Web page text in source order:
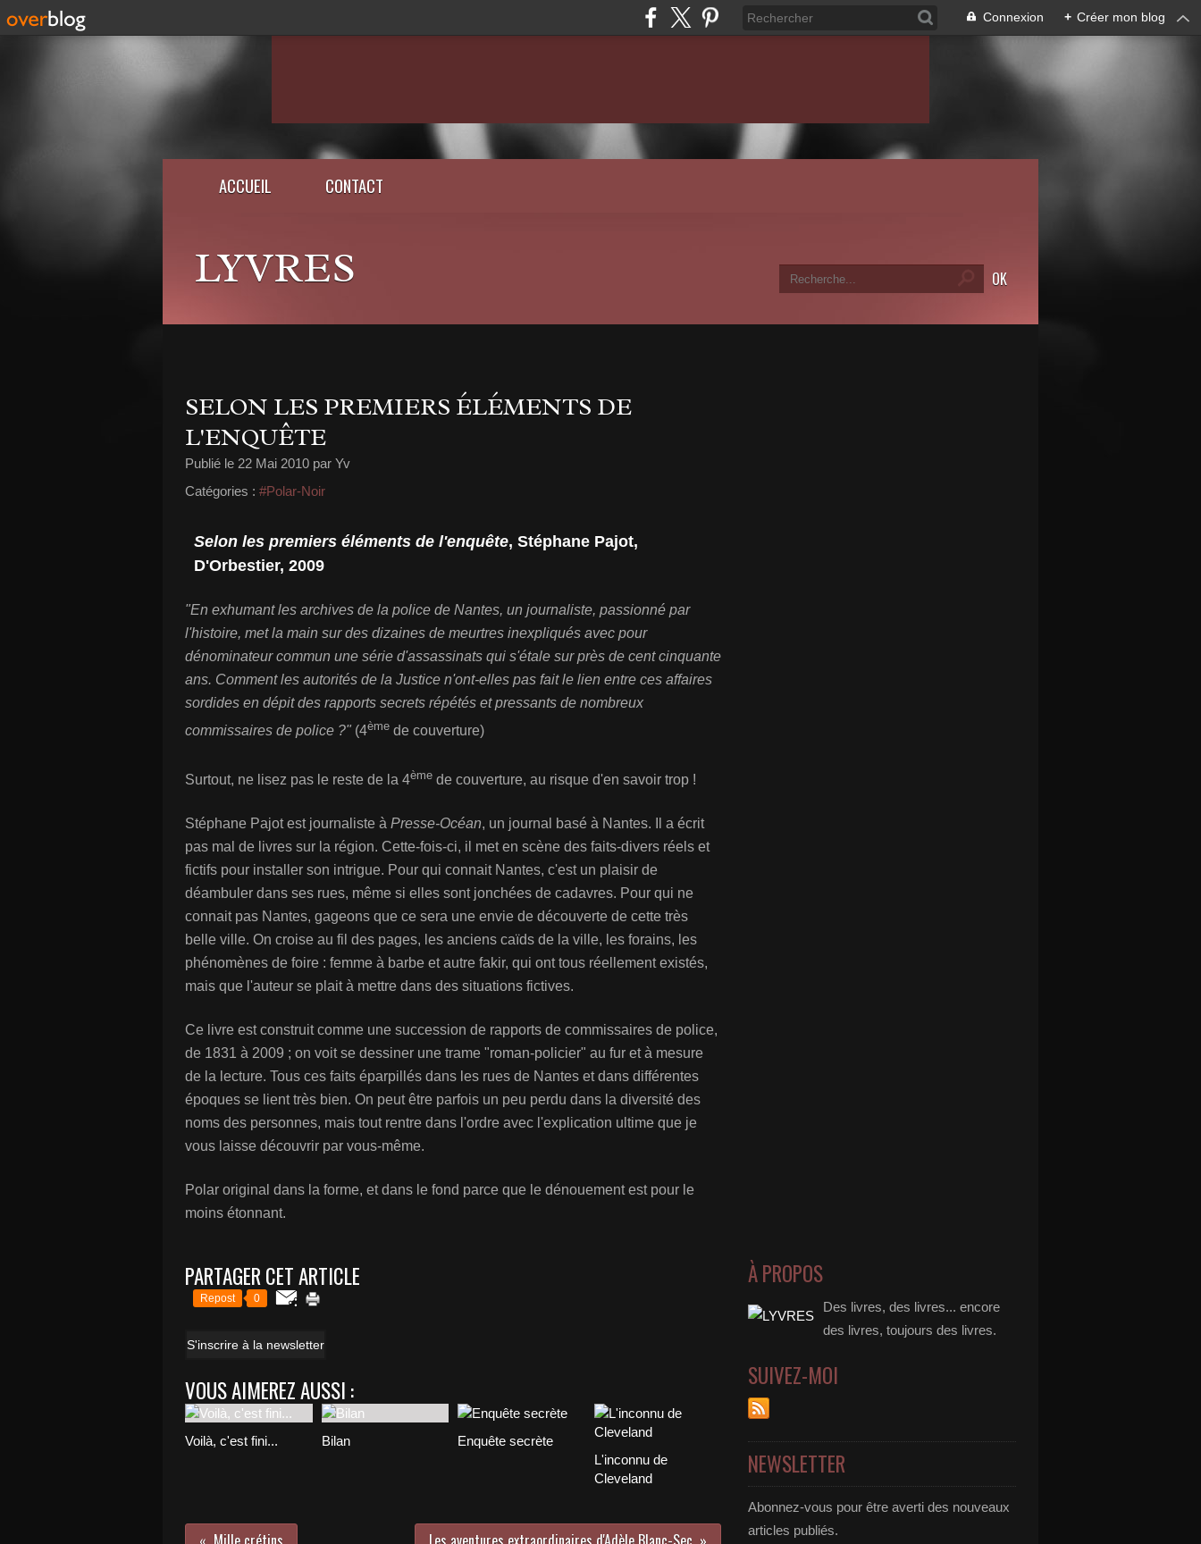
Connexion + Créer mon blog
ACCUEIL CONTACT
LYVRES
SELON LES PREMIERS ÉLÉMENTS DE
L'ENQUÊTE
Publié le 22 Mai 2010 par Yv
Catégories : #Polar-Noir
Selon les premiers éléments de l'enquête, Stéphane Pajot,
D'Orbestier, 2009
"En exhumant les archives de la police de Nantes, un journaliste, passionné par
l'histoire, met la main sur des dizaines de meurtres inexpliqués avec pour
dénominateur commun une série d'assassinats qui s'étale sur près de cent cinquante
ans. Comment les autorités de la Justice n'ont-elles pas fait le lien entre ces affaires
sordides en dépit des rapports secrets répétés et pressants de nombreux
commissaires de police ?" (4ème de couverture)
Surtout, ne lisez pas le reste de la 4ème de couverture, au risque d'en savoir trop !
Stéphane Pajot est journaliste à Presse-Océan, un journal basé à Nantes. Il a écrit
pas mal de livres sur la région. Cette-fois-ci, il met en scène des faits-divers réels et
fictifs pour installer son intrigue. Pour qui connait Nantes, c'est un plaisir de
déambuler dans ses rues, même si elles sont jonchées de cadavres. Pour qui ne
connait pas Nantes, gageons que ce sera une envie de découverte de cette très
belle ville. On croise au fil des pages, les anciens caïds de la ville, les forains, les
phénomènes de foire : femme à barbe et autre fakir, qui ont tous réellement existés,
mais que l'auteur se plait à mettre dans des situations fictives.
Ce livre est construit comme une succession de rapports de commissaires de police,
de 1831 à 2009 ; on voit se dessiner une trame "roman-policier" au fur et à mesure
de la lecture. Tous ces faits éparpillés dans les rues de Nantes et dans différentes
époques se lient très bien. On peut être parfois un peu perdu dans la diversité des
noms des personnes, mais tout rentre dans l'ordre avec l'explication ultime que je
vous laisse découvrir par vous-même.
Polar original dans la forme, et dans le fond parce que le dénouement est pour le
moins étonnant.
PARTAGER CET ARTICLE
Repost 0
S'inscrire à la newsletter
VOUS AIMEREZ AUSSI :
Voilà, c'est fini... Bilan
Enquête secrète
L'inconnu de
Cleveland
À PROPOS
Des livres, des livres... encore
des livres, toujours des livres.
SUIVEZ-MOI
NEWSLETTER
Abonnez-vous pour être averti des nouveaux
articles publiés.